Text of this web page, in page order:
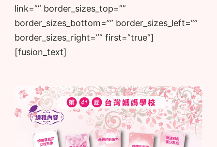
link=”” border_sizes_top=””
border_sizes_bottom=”” border_sizes_left=””
border_sizes_right=”” first=”true”]
[fusion_text]